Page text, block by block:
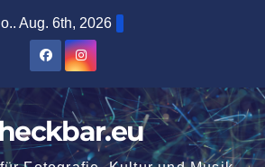
Aug. 6th, 2026